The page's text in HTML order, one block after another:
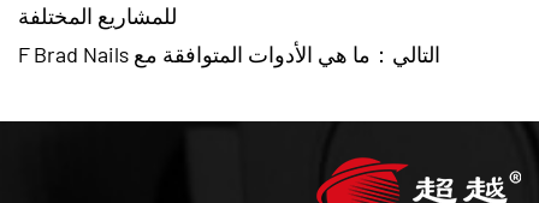
للمشاريع المختلفة
التالي：ما هي الأدوات المتوافقة مع F Brad Nails